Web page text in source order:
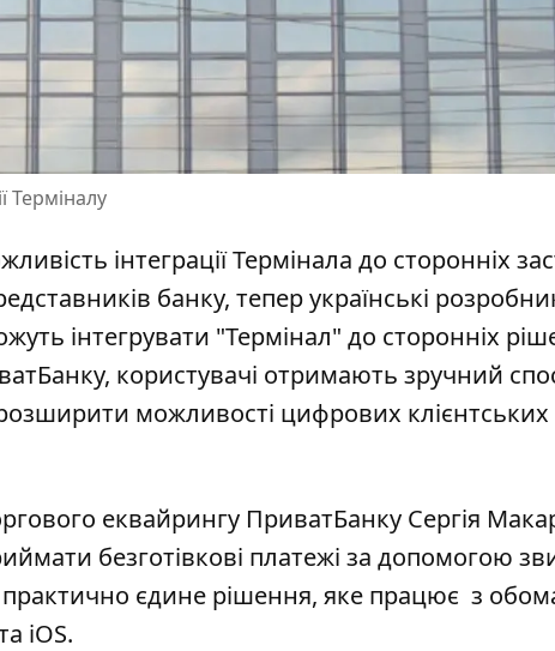
Терміналу
інтеграції Термінала до сторонніх
банку, тепер українські
інтегрувати "Термінал" до сторонніх
, користувачі отримають зручний
можливості цифрових клієнтських
еквайрингу ПриватБанку Сергія
безготівкові платежі за допомогою
єдине рішення, яке працює з
iOS.